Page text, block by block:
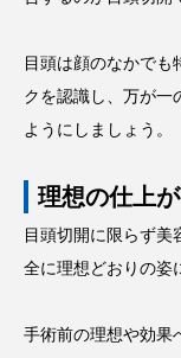
目頭は顔のなかでも
クを認識し、万が一
ようにしましょう。
理想の仕上
目頭切開に限らず
全に理想どおりの姿
手術前の理想や効果